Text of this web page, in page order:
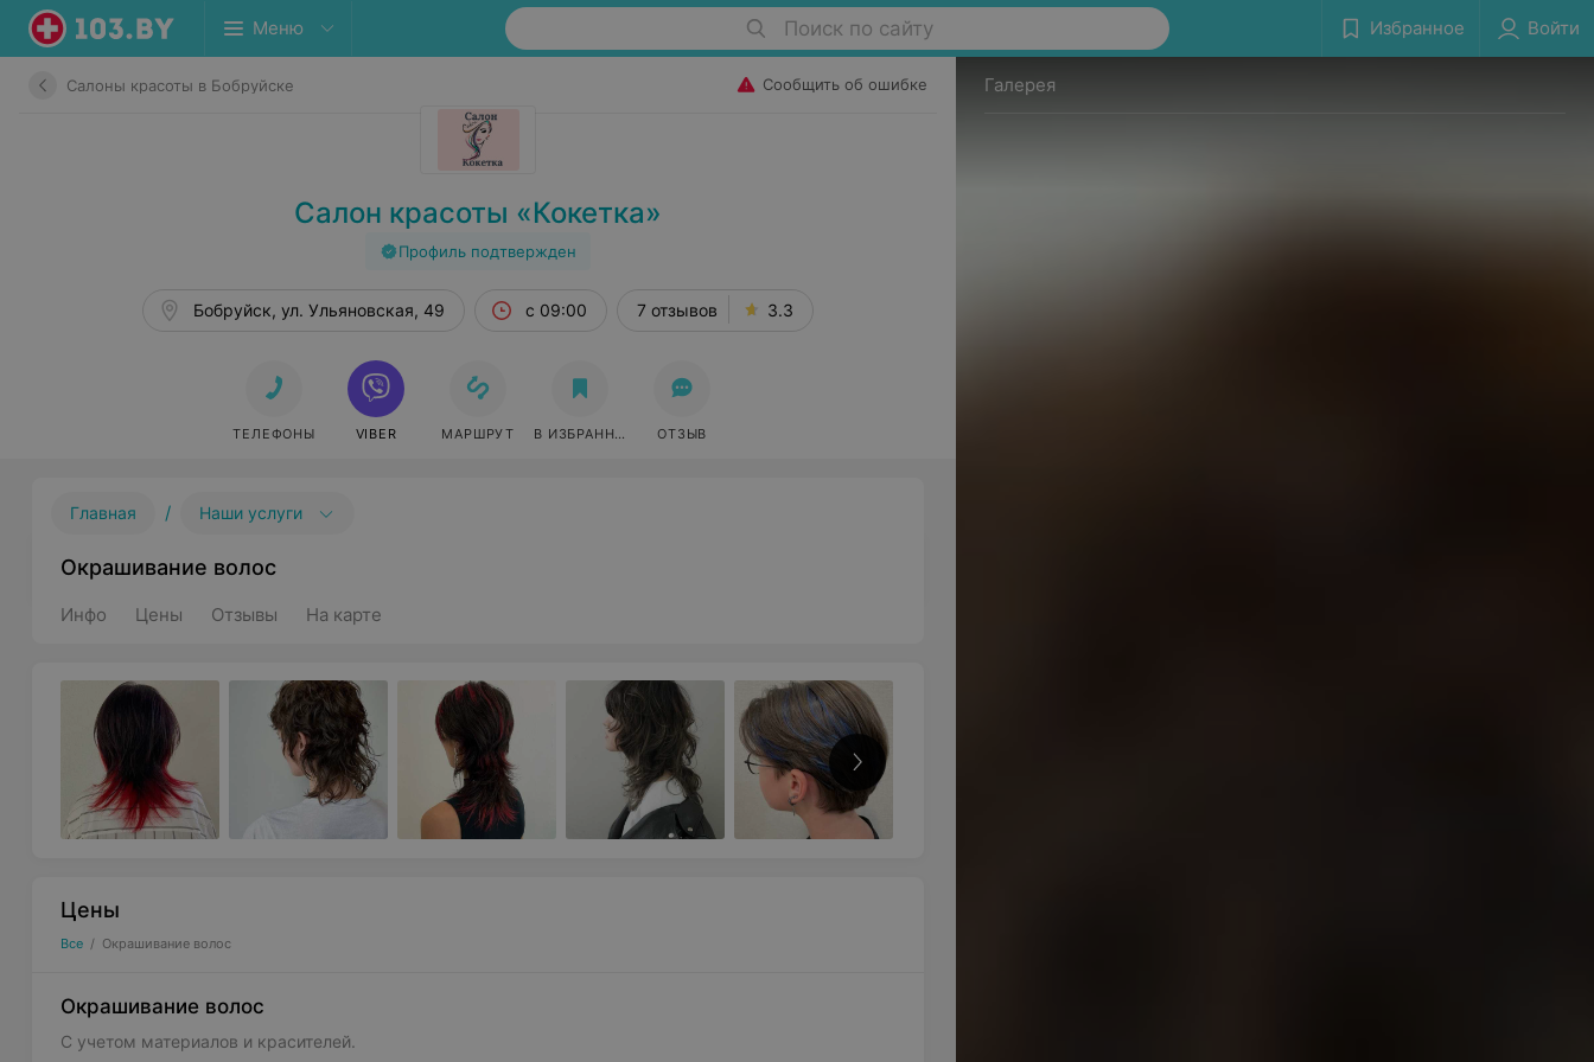
Меню Поиск по сайту Избранное Войти
Салоны красоты в Бобруйске Сообщить об ошибке
Салон красоты «Кокетка»
Профиль подтвержден
Бобруйск, ул. Ульяновская, 49 с 09:00 7 отзывов 3.3
ТЕЛЕФОНЫ VIBER МАРШРУТ В ИЗБРАННОЕ ОТЗЫВ
Главная / Наши услуги
Окрашивание волос
Инфо Цены Отзывы На карте
Цены
Все / Окрашивание волос
Окрашивание волос
С учетом материалов и красителей.
Галерея